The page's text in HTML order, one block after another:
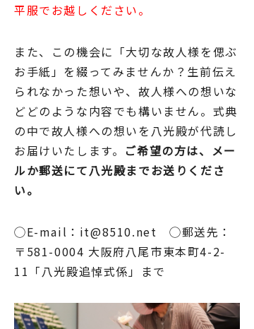
平服でお越しください。
また、この機会に「大切な故人様を偲ぶ
お手紙」を綴ってみませんか？生前伝え
られなかった想いや、故人様への想いな
どどのような内容でも構いません。式典
の中で故人様への想いを八光殿が代読し
お届けいたします。 ご希望の方は、メー
ルか郵送にて八光殿までお送りくださ
い。
◯E-mail：it@8510.net ◯郵送先：
〒581-0004 大阪府八尾市東本町4-2-
11「八光殿追悼式係」まで